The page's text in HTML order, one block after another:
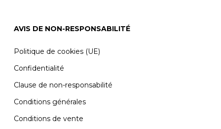
AVIS DE NON-RESPONSABILITÉ
Politique de cookies (UE)
Confidentialité
Clause de non-responsabilité
Conditions générales
Conditions de vente